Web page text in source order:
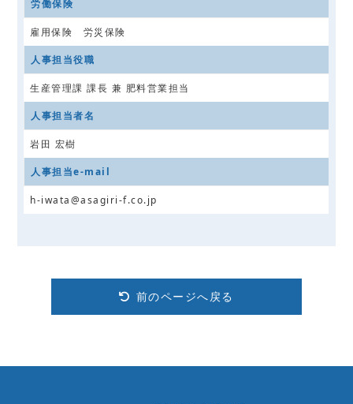
労働保険
雇用保険 労災保険
人事担当役職
生産管理課 課長 兼 肥料営業担当
人事担当者名
岩田 宏樹
人事担当e-mail
h-iwata@asagiri-f.co.jp
前のページへ戻る